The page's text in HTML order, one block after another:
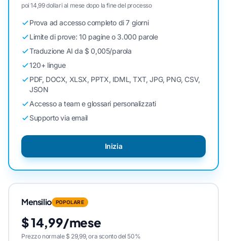
poi 14,99 dollari al mese dopo la fine del processo
Prova ad accesso completo di 7 giorni
Limite di prove: 10 pagine o 3.000 parole
Traduzione AI da $ 0,005/parola
120+ lingue
PDF, DOCX, XLSX, PPTX, IDML, TXT, JPG, PNG, CSV,
JSON
Accesso a team e glossari personalizzati
Supporto via email
Inizia
Mensilio POPOLARE
$ 14,99/mese
Prezzo normale $ 29,99, ora sconto del 50%